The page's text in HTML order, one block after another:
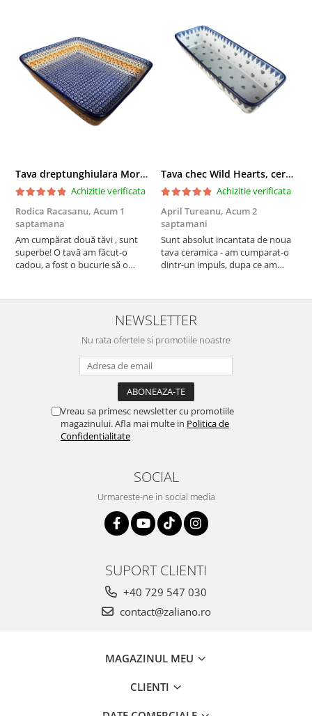
Tava dreptunghiulara Morning Sunrise, ceramica smaltuita, pictata manual, 27,0 X 32, 5 cm
Achizitie verificata
Rodica Racasanu, Acum 1
saptamana
Am cumpărat două tăvi , sunt
superbe! O tavă am făcut-o
cadou, a fost o bucurie să o
este o plăcere să o folosim, are
Tava chec Wild Hearts, ceramica smaltuita, pictata manual, 31,0 X 12,0 cm
Achizitie verificata
April Tureanu, Acum 2
saptamani
Sunt absolut incantata de noua
tava ceramica - am cumparat-o
dintr-un impuls, dupa ce am
pete de rugina dupa spalare.
Aceasta ma va scapa de aceasta
neplacere, in plus este tare
frumoasa, o ...
NEWSLETTER
Nu rata ofertele si promotiile noastre
Vreau sa primesc newsletter cu promotiile
magazinului. Afla mai multe in Politica de
Confidentialitate
SOCIAL
Urmareste-ne in social media
SUPORT CLIENTI
+40 729 547 030
contact@zaliano.ro
MAGAZINUL MEU
CLIENTI